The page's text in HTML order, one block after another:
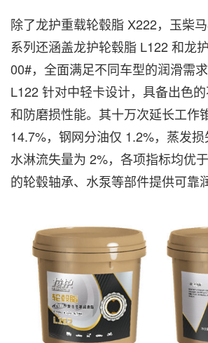
除了龙护重载轮毂脂 X222，玉柴
系列还涵盖龙护轮毂脂 L122 和龙
00#，全面满足不同车型的润滑需
L122 针对中轻卡设计，具备出色
和防磨损性能。其十万次延长工作
14.7%，钢网分油仅 1.2%，蒸发损
水淋流失量为 2%，各项指标均优
的轮毂轴承、水泵等部件提供可靠